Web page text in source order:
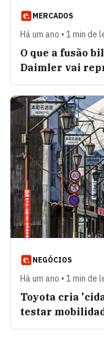
MERCADOS
Há um ano • 1 min de
O que a fusão
Daimler vai
NEGÓCIOS
Há um ano • 1 min de
Toyota cria
testar